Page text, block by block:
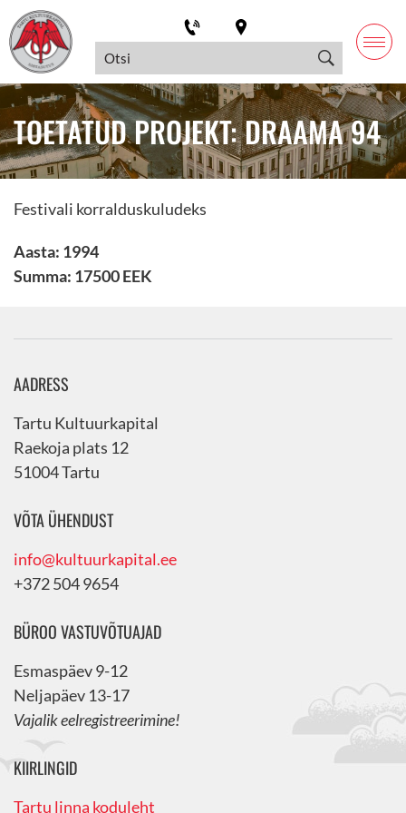
TOETATUD PROJEKT: DRAAMA 94
Festivali korralduskuludeks
Aasta: 1994
Summa: 17500 EEK
AADRESS
Tartu Kultuurkapital
Raekoja plats 12
51004 Tartu
VÕTA ÜHENDUST
info@kultuurkapital.ee
+372 504 9654
BÜROO VASTUVÕTUAJAD
Esmaspäev 9-12
Neljapäev 13-17
Vajalik eelregistreerimine!
KIIRLINGID
Tartu linna koduleht